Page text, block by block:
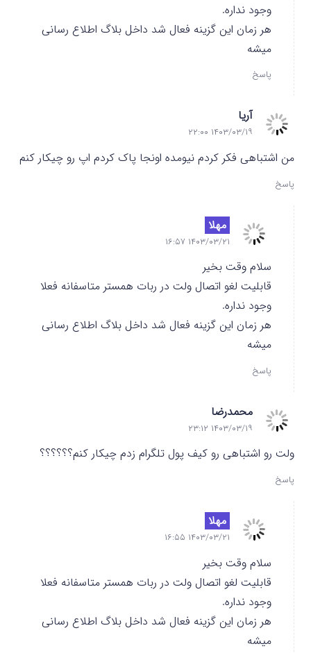
وجود نداره.
هر زمان این گزینه فعال شد داخل بلاگ اطلاع رسانی
میشه
پاسخ
آریا
۱۴۰۳/۰۳/۱۹ ۲۲:۰۰
من اشتباهی فکر کردم نیومده اونجا پاک کردم اپ رو چیکار کنم
پاسخ
مهلا
۱۴۰۳/۰۳/۲۱ ۱۶:۵۷
سلام وقت بخیر
قابلیت لغو اتصال ولت در ربات همستر متاسفانه فعلا
وجود نداره.
هر زمان این گزینه فعال شد داخل بلاگ اطلاع رسانی
میشه
پاسخ
محمدرضا
۱۴۰۳/۰۳/۱۹ ۲۳:۱۲
ولت رو اشتباهی رو کیف پول تلگرام زدم چیکار کنم؟؟؟؟؟؟
پاسخ
مهلا
۱۴۰۳/۰۳/۲۱ ۱۶:۵۵
سلام وقت بخیر
قابلیت لغو اتصال ولت در ربات همستر متاسفانه فعلا
وجود نداره.
هر زمان این گزینه فعال شد داخل بلاگ اطلاع رسانی
میشه